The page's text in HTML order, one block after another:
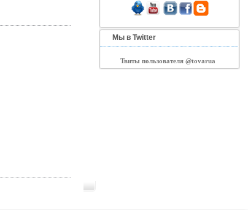
Мы в Twitter
Твиты пользователя @tovarua